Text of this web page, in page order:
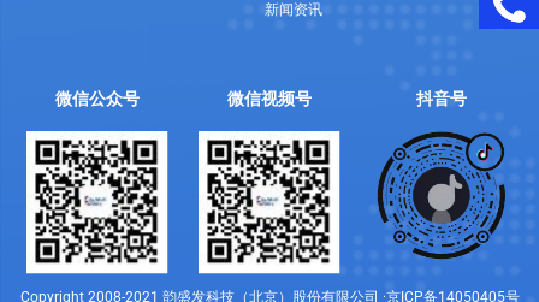
新闻资讯
微信公众号 微信视频号 抖音号
Copyright 2008-2021 韵盛发科技（北京）股份有限公司 ·京ICP备14050405号